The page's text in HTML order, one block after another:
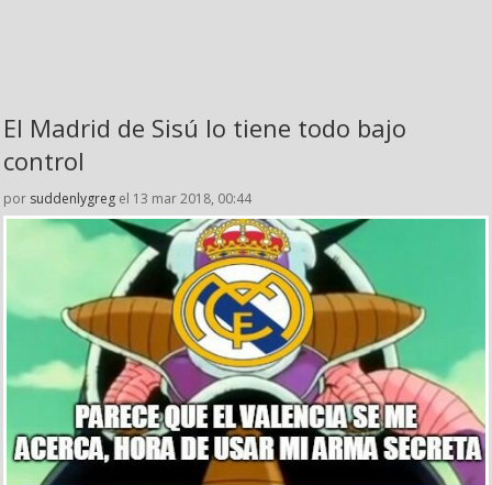
El Madrid de Sisú lo tiene todo bajo
control
por suddenlygreg el 13 mar 2018, 00:44